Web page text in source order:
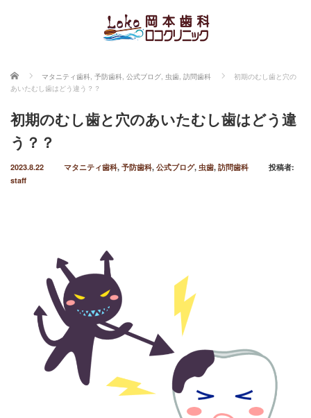
ホーム マタニティ歯科, 予防歯科, 公式ブログ, 虫歯, 訪問歯科
初期のむし歯と穴の
あいたむし歯はどう違う？？
初期のむし歯と穴のあいたむし歯はどう違
う？？
2023.8.22 マタニティ歯科, 予防歯科, 公式ブログ, 虫歯, 訪問歯科
投稿者:
staff